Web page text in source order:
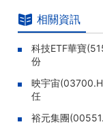
相關資訊
科技ETF華寶
份
映宇宙
任
裕元集團